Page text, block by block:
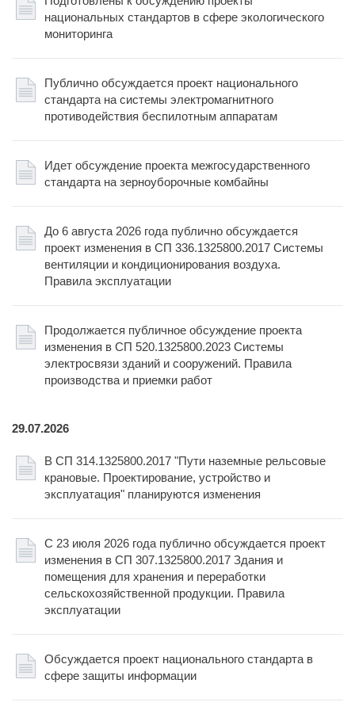
национальных стандартов в сфере экологического
мониторинга
Публично обсуждается проект национального
стандарта на системы электромагнитного
противодействия беспилотным аппаратам
Идет обсуждение проекта межгосударственного
стандарта на зерноуборочные комбайны
До 6 августа 2026 года публично обсуждается
проект изменения в СП 336.1325800.2017 Системы
вентиляции и кондиционирования воздуха.
Правила эксплуатации
Продолжается публичное обсуждение проекта
изменения в СП 520.1325800.2023 Системы
электросвязи зданий и сооружений. Правила
производства и приемки работ
29.07.2026
В СП 314.1325800.2017 "Пути наземные рельсовые
крановые. Проектирование, устройство и
эксплуатация" планируются изменения
С 23 июля 2026 года публично обсуждается проект
изменения в СП 307.1325800.2017 Здания и
помещения для хранения и переработки
сельскохозяйственной продукции. Правила
эксплуатации
Обсуждается проект национального стандарта в
сфере защиты информации